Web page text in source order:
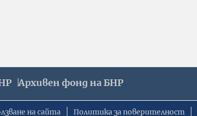
Архивен фонд на БНР
на сайта Политика за поверителност